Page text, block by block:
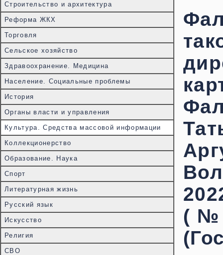
Строительство и архитектура
Реформа ЖКХ
Торговля
Сельское хозяйство
Здравоохранение. Медицина
Население. Социальные проблемы
История
Органы власти и управления
Культура. Средства массовой информации
Коллекционерство
Образование. Наука
Спорт
Литературная жизнь
Русский язык
Искусство
Религия
СВО
(№